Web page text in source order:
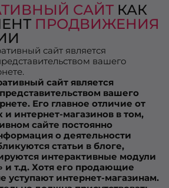
САЙТ КАК
ПРОДВИЖЕНИЯ
сайт является
вашего
сайт является
вашего
Его главное отличие от
и интернет-магазинов в том,
сайте постоянно
о деятельности
статьи в блоге,
интерактивные модули
и т.д. Хотя его продающие
уступают интернет-магазинам.